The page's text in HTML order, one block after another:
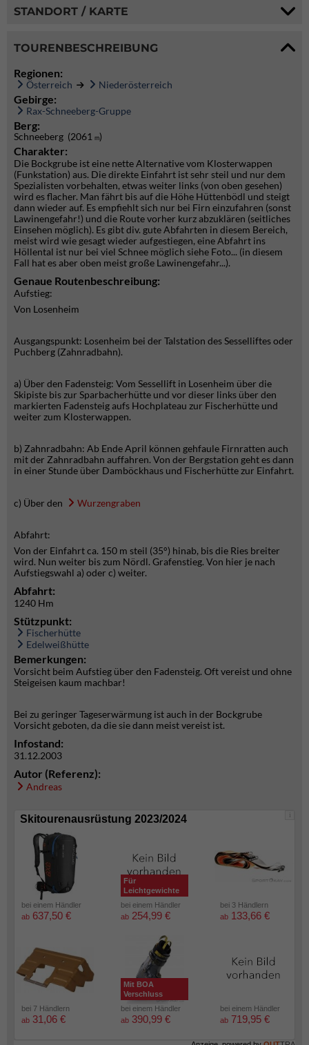
STANDORT / KARTE
TOURENBESCHREIBUNG
Regionen:
Österreich Niederösterreich
Gebirge:
Rax-Schneeberg-Gruppe
Berg:
Schneeberg (2061 m)
Charakter:
Die Bockgrube ist eine nette Alternative vom Klosterwappen
(Funkstation) aus. Die direkte Einfahrt ist sehr steil und nur dem
Spezialisten vorbehalten, etwas weiter links (von oben gesehen)
wird es flacher. Man fährt bis auf die Höhe Hüttenbödl und steigt
dann wieder auf. Es empfiehlt sich nur bei Firn einzufahren (sonst
Lawinengefahr!) und die Route vorher kurz abzuklären (seitliches
Einsehen möglich). Es gibt div. gute Abfahrten in diesem Bereich,
meist wird wie gesagt wieder aufgestiegen, eine Abfahrt ins
Höllental ist nur bei viel Schnee möglich siehe Foto... (in diesem
Fall hat es aber oben meist große Lawinengefahr...).
Genaue Routenbeschreibung:
Aufstieg:
Von Losenheim
Ausgangspunkt: Losenheim bei der Talstation des Sesselliftes oder
Puchberg (Zahnradbahn).
a) Über den Fadensteig: Vom Sessellift in Losenheim über die
Skipiste bis zur Sparbacherhütte und vor dieser links über den
markierten Fadensteig aufs Hochplateau zur Fischerhütte und
weiter zum Klosterwappen.
b) Zahnradbahn: Ab Ende April können gehfaule Firnratten auch
mit der Zahnradbahn auffahren. Von der Bergstation geht es dann
in einer Stunde über Damböckhaus und Fischerhütte zur Einfahrt.
c) Über den Wurzengraben
Abfahrt:
Von der Einfahrt ca. 150 m steil (35°) hinab, bis die Ries breiter
wird. Nun weiter bis zum Nördl. Grafenstieg. Von hier je nach
Aufstiegswahl a) oder c) weiter.
Abfahrt:
1240 Hm
Stützpunkt:
Fischerhütte
Edelweißhütte
Bemerkungen:
Vorsicht beim Aufstieg über den Fadensteig. Oft vereist und ohne
Steigeisen kaum machbar!
Bei zu geringer Tageserwärmung ist auch in der Bockgrube
Vorsicht geboten, da die sie dann meist vereist ist.
Infostand:
31.12.2003
Autor (Referenz):
Andreas
i
Skitourenausrüstung 2023/2024
bei einem Händler
ab 637,50 €
Für
Leichtgewichte
bei einem Händler
ab 254,99 €
bei 3 Händlern
ab 133,66 €
bei 7 Händlern
ab 31,06 €
Mit BOA
Verschluss
bei einem Händler
ab 390,99 €
bei einem Händler
ab 719,95 €